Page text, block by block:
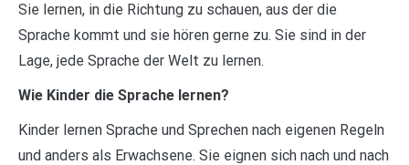
Sie lernen, in die Richtung zu schauen, aus der die
Sprache kommt und sie hören gerne zu. Sie sind in der
Lage, jede Sprache der Welt zu lernen.
Wie Kinder die Sprache lernen?
Kinder lernen Sprache und Sprechen nach eigenen Regeln
und anders als Erwachsene. Sie eignen sich nach und nach